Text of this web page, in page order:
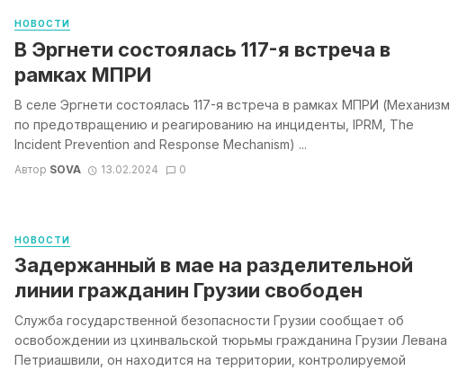
НОВОСТИ
В Эргнети состоялась 117-я встреча в
рамках МПРИ
В селе Эргнети состоялась 117-я встреча в рамках МПРИ (Механизм
по предотвращению и реагированию на инциденты, IPRM, The
Incident Prevention and Response Mechanism) ...
Автор SOVA 13.02.2024 0
НОВОСТИ
Задержанный в мае на разделительной
линии гражданин Грузии свободен
Служба государственной безопасности Грузии сообщает об
освобождении из цхинвальской тюрьмы гражданина Грузии Левана
Петриашвили, он находится на территории, контролируемой